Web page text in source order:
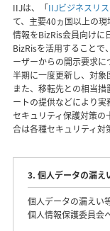
IIJは、「IIJビジネスリ
て、主要40ヵ国以上の
情報をBizRis会員向けに
BizRisを活用することで
ーザーからの開示要求
半期に一度更新し、対象
また、移転先との相当
ートの提供などにより
セキュリティ保護対策
合は各種セキュリティ対
3. 個人データの漏え
個人データの漏えい
個人情報保護委員会